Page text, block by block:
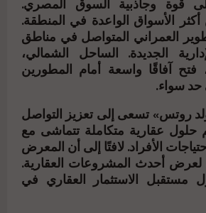
قوة وجاذبية السوق المصري.
أكثر الأسواق الواعدة في المنطقة.
العمراني المتواصل في مناطق
الجديدة. الساحل الشمالي،
فتح آفاقًا واسعة أمام المطورين
حد سواء.
روتس» تسعى إلى تعزيز التواصل
حلول عقارية متكاملة تتماشى مع
الأفراد. لافتًا إلى أن المعرض
أحدث المشروعات العقارية.
مستقبل الاستثمار العقاري في